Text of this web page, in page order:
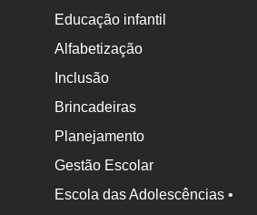
Educação infantil
Alfabetização
Inclusão
Brincadeiras
Planejamento
Gestão Escolar
Escola das Adolescências •